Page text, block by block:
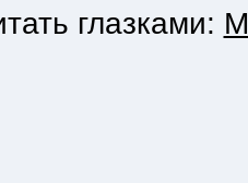
глазками: